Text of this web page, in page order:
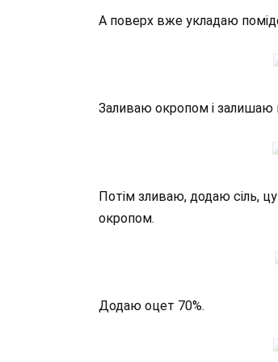
А поверх вже укладаю
Заливаю окропом і залишаю
Потім зливаю, додаю сіль,
окропом.
Додаю оцет 70%.